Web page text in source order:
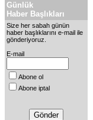
Günlük
Haber Başlıkları
Size her sabah günün
haber başlıklarını e-mail ile
gönderiyoruz.
E-mail
Abone ol
Abone iptal